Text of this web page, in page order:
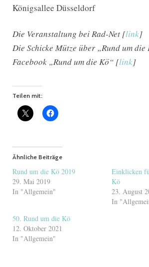
Königsallee Düsseldorf
Die Veranstaltung bei Rad-Net [link]
Die Schicke Mütze über „Rund um
Facebook „Rund um die Kö“ [link]
Teilen mit:
Ähnliche Beiträge
Rund um die Kö 2019
29. Mai 2019
In "Allgemein"
Einklicken
Kö
23. August
In
50. Rund um die Kö
12. Oktober 2021
In "Allgemein"